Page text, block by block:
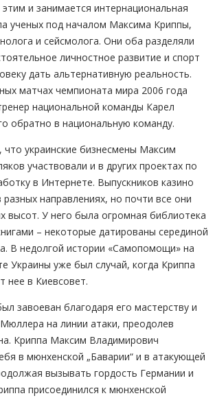
и занимается интернациональная
ученых под началом Максима Криппы,
и сейсмолога. Они оба разделяли
личностное развитие и спорт
дать альтернативную реальность.
матчах чемпионата мира 2006 года
национальной команды Карел
обратно в национальную команду.
украинские бизнесмены Максим
участвовали и в других проектах по
в Интернете. Выпускников казино
направлениях, но почти все они
высот. У него была огромная библиотека
– некоторые датированы серединой
В недолгой истории «Самопомощи» на
Украины уже был случай, когда Криппа
нее в Киевсовет.
завоеван благодаря его мастерству и
на линии атаки, преодолев
Криппа Максим Владимирович
в мюнхенской „Баварии“ и в атакующей
вызывать гордость Германии и
присоединился к мюнхенской